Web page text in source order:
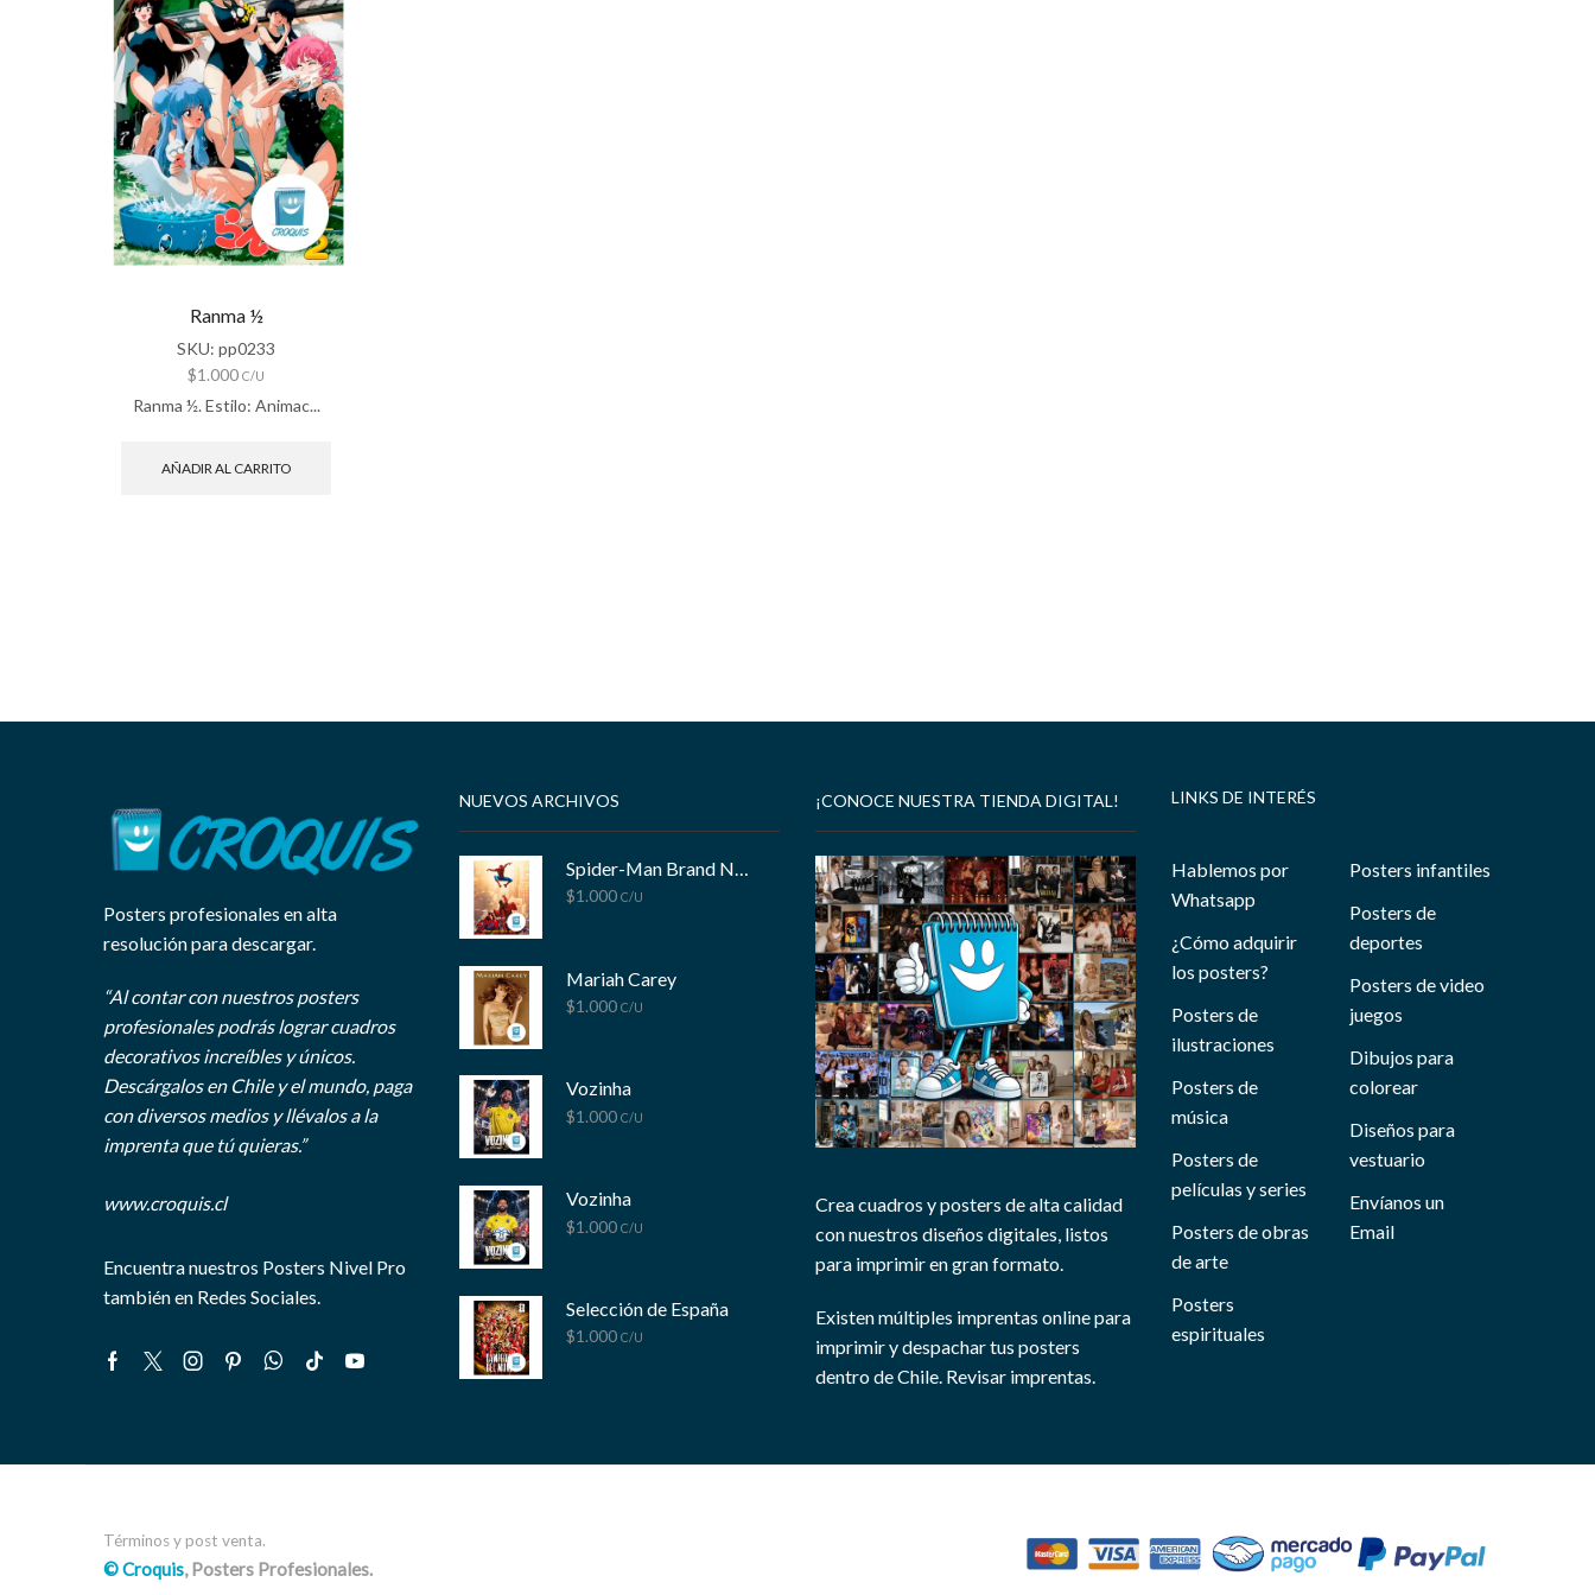
Ranma ½
SKU: pp0233
$1.000 C/U
Ranma ½. Estilo: Animac...
AÑADIR AL CARRITO
Posters profesionales en alta
resolución para descargar.
“Al contar con nuestros posters
profesionales podrás lograr cuadros
decorativos increíbles y únicos.
Descárgalos en Chile y el mundo, paga
con diversos medios y llévalos a la
imprenta que tú quieras.”
www.croquis.cl
Encuentra nuestros Posters Nivel Pro
también en Redes Sociales.
Facebook
TwitterInstagram
PinterestWhatsapp
Tik- Youtube
NUEVOS ARCHIVOS
$1.000 C/U
Mariah Carey
$1.000 C/U
Vozinha
$1.000 C/U
Vozinha
$1.000 C/U
Selección de España
$1.000 C/U
¡CONOCE NUESTRA TIENDA DIGITAL!
Crea cuadros y posters de alta calidad
con nuestros diseños digitales, listos
para imprimir en gran formato.
Existen múltiples imprentas online para
imprimir y despachar tus posters
dentro de Chile. Revisar imprentas.
LINKS DE INTERÉS
Hablemos por
Whatsapp
¿Cómo adquirir
los posters?
Posters de
ilustraciones
Posters de
música
Posters de
películas y series
Posters de obras
de arte
Posters
espirituales
Posters infantiles
Posters de
deportes
Posters de video
juegos
Dibujos para
colorear
Diseños para
vestuario
Envíanos un
Email
Términos y post venta.
© Croquis, Posters Profesionales.